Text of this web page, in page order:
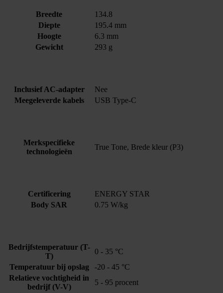
Breedte
134.8
Diepte
195.4 mm
Hoogte
6.3 mm
Gewicht
293 g
Inclusief AC-adapter
Nee
Meegeleverde kabels
USB Type-C
Merkspecifieke
technologieën
True Tone, Brede kleur (P3)
Certificering
ENERGY STAR
Body SAR
0.75 W/kg
Bedrijfstemperatuur (T-
T)
0 - 35 °C
Temperatuur bij opslag
-20 - 45 °C
Relatieve vochtigheid in
bedrijf (V-V)
5 - 95 procent